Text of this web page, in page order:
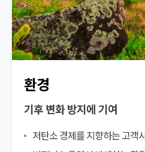
환경
기후 변화 방지에 기여
저탄소 경제를 지향하는 고객